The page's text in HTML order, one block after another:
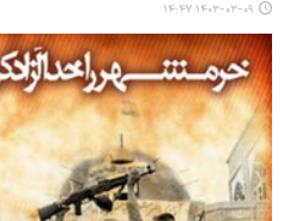
۱۴۰۳-۰۳-۰۹ ۱۴:۴۷